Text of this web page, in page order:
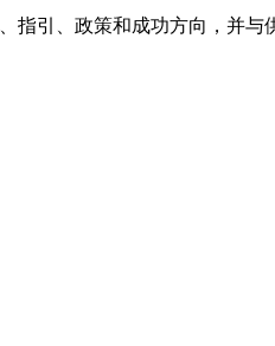
指引、政策和成功方向，并与